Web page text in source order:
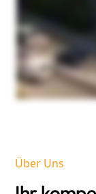
Über Uns